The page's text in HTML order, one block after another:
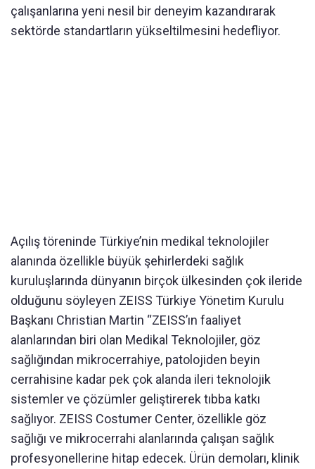
çalışanlarına yeni nesil bir deneyim kazandırarak
sektörde standartların yükseltilmesini hedefliyor.
Açılış töreninde Türkiye’nin medikal teknolojiler
alanında özellikle büyük şehirlerdeki sağlık
kuruluşlarında dünyanın birçok ülkesinden çok ileride
olduğunu söyleyen ZEISS Türkiye Yönetim Kurulu
Başkanı Christian Martin “ZEISS’ın faaliyet
alanlarından biri olan Medikal Teknolojiler, göz
sağlığından mikrocerrahiye, patolojiden beyin
cerrahisine kadar pek çok alanda ileri teknolojik
sistemler ve çözümler geliştirerek tıbba katkı
sağlıyor. ZEISS Costumer Center, özellikle göz
sağlığı ve mikrocerrahi alanlarında çalışan sağlık
profesyonellerine hitap edecek. Ürün demoları, klinik